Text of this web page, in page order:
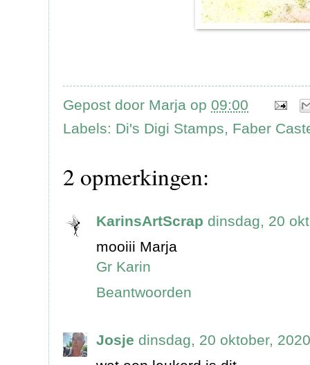
Gepost door Marja op 09:00
Labels: Di's Digi Stamps, Faber
2 opmerkingen:
KarinsArtScrap dinsdag, 20
mooiii Marja
Gr Karin
Beantwoorden
Josje dinsdag, 20 oktober, 2020